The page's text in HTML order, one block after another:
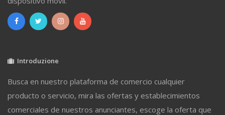
Introduzione
Busca en nuestro plataforma de comercio cualquier
producto o servicio, mira las ofertas y establecimientos
comerciales de nuestros anunciantes, escoge la oferta que